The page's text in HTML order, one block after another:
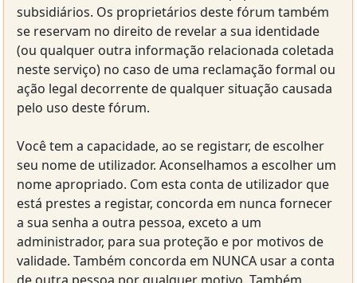
subsidiários. Os proprietários deste fórum também
se reservam no direito de revelar a sua identidade
(ou qualquer outra informação relacionada coletada
neste serviço) no caso de uma reclamação formal ou
ação legal decorrente de qualquer situação causada
pelo uso deste fórum.
Você tem a capacidade, ao se registarr, de escolher
seu nome de utilizador. Aconselhamos a escolher um
nome apropriado. Com esta conta de utilizador que
está prestes a registar, concorda em nunca fornecer
a sua senha a outra pessoa, exceto a um
administrador, para sua proteção e por motivos de
validade. Também concorda em NUNCA usar a conta